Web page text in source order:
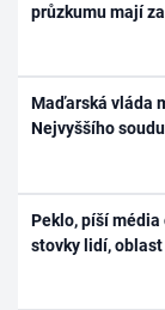
průzkumu mají
Maďarská vláda
Nejvyššího
Peklo, píší média
stovky lidí,